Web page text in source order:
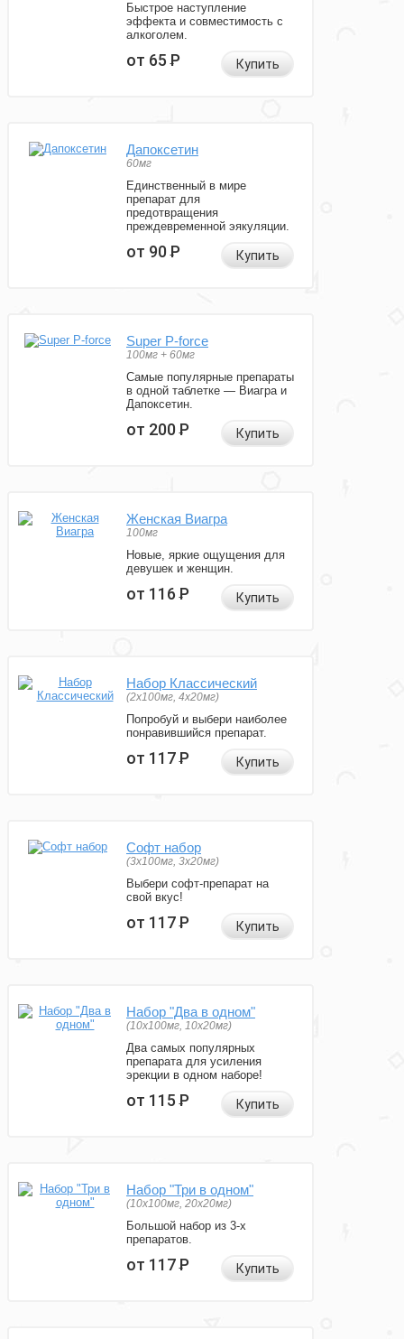
Быстрое наступление
эффекта и совместимость с
алкоголем.
от 65Р Купить
Дапоксетин
60мг
Единственный в мире
препарат для
предотвращения
преждевременной эякуляции.
от 90Р Купить
Super P-force
100мг + 60мг
Самые популярные препараты
в одной таблетке — Виагра и
Дапоксетин.
от 200Р Купить
Женская Виагра
100мг
Новые, яркие ощущения для
девушек и женщин.
от 116Р Купить
Набор Классический
(2x100мг, 4x20мг)
Попробуй и выбери наиболее
понравившийся препарат.
от 117Р Купить
Софт набор
(3x100мг, 3x20мг)
Выбери софт-препарат на
свой вкус!
от 117Р Купить
Набор "Два в одном"
(10x100мг, 10x20мг)
Два самых популярных
препарата для усиления
эрекции в одном наборе!
от 115Р Купить
Набор "Три в одном"
(10x100мг, 20x20мг)
Большой набор из 3-х
препаратов.
от 117Р Купить